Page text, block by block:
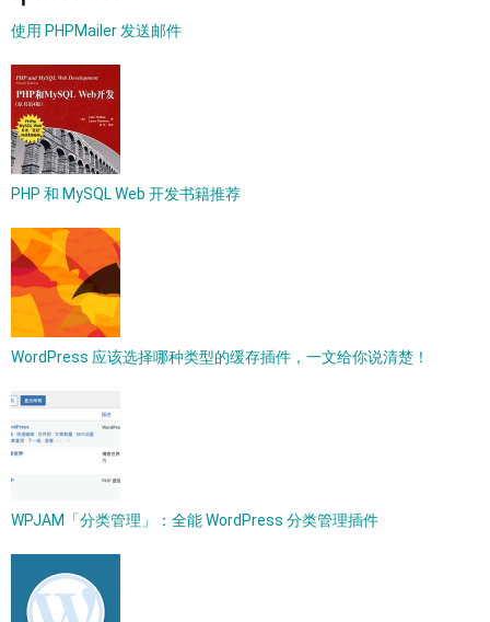
使用 PHPMailer 发送邮件
PHP 和 MySQL Web 开发书籍推荐
WordPress 应该选择哪种类型的缓存插件，一文给你说清楚！
WPJAM「分类管理」：全能 WordPress 分类管理插件